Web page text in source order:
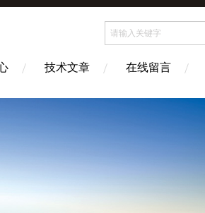
技术文章 在线留言